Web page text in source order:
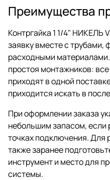
Преимущества
Контргайка 1 1/4" НИКЕЛЬ
заявку вместе с трубами,
расходными
простоя монтажников:
приходят в одной
приходится искать в
При оформлении заказа
небольшим запасом, если
точках подключения. Для
также заранее
инструмент и место для
системы.